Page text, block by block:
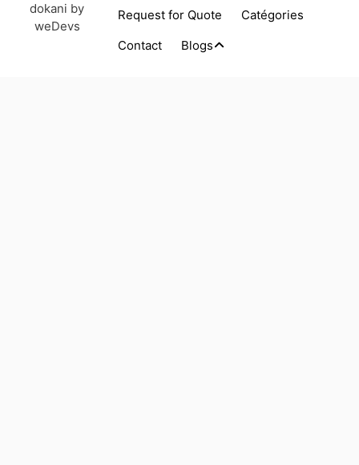
dokani by
weDevs
Request for Quote
Catégories
Contact
Blogs